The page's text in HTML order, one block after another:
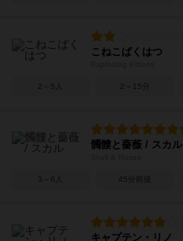
こねこばくはつ
2～5人 2～15分
髑髏と薔薇 / スカル
3～6人 45分前後
キャプテン・リノ